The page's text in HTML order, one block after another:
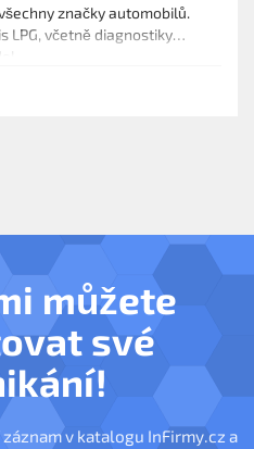
značky automobilů.
LPG, včetně diagnostiky
můžete
své
v katalogu InFirmy.cz a